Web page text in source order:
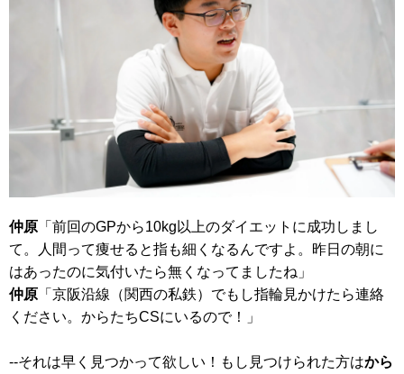
仲原 「前回のGPから10kg以上のダイエットに成功しまし
て。人間って痩せると指も細くなるんですよ。昨日の朝に
はあったのに気付いたら無くなってましたね」
仲原 「京阪沿線（関西の私鉄）でもし指輪見かけたら連絡
ください。からたちCSにいるので！」
--それは早く見つかって欲しい！もし見つけられた方はから